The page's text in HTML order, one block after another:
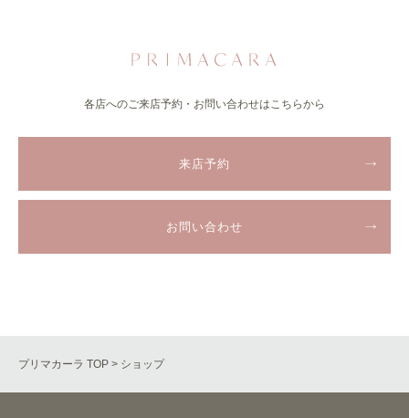
各店へのご来店予約・お問い合わせはこちらから
来店予約
お問い合わせ
プリマカーラ TOP > ショップ